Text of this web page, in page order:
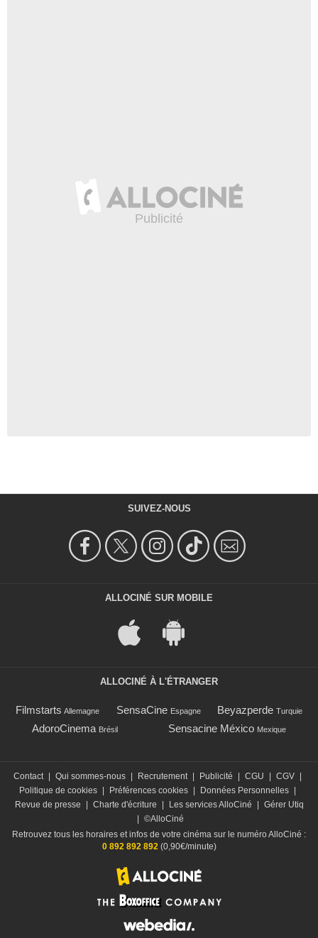
SUIVEZ-NOUS
ALLOCINÉ SUR MOBILE
ALLOCINÉ À L'ÉTRANGER
Filmstarts Allemagne SensaCine Espagne Beyazperde Turquie
AdoroCinema Brésil Sensacine México Mexique
Contact Qui sommes-nous Recrutement Publicité CGU CGV
Politique de cookies
Préférences cookies Données Personnelles
Revue de presse
Charte d'écriture Les services AlloCiné
Gérer Utiq
©AlloCiné
Retrouvez tous les horaires et infos de votre cinéma sur le numéro AlloCiné :
0 892 892 892(0,90€/minute)